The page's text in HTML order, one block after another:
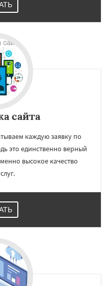
сайта
каждую заявку по
это единственно верный
высокое качество